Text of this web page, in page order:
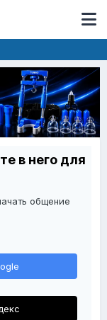
в него для
общение